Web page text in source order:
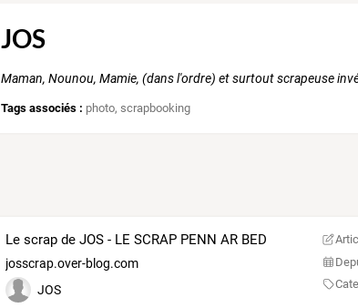
JOS
Maman, Nounou, Mamie, (dans l'ordre) et surtout scrapeuse
Tags associés : photo,scrapbooking
Le scrap de JOS - LE SCRAP PENN AR BED
josscrap.over-blog.com
JOS